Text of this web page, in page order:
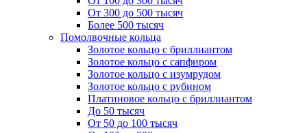
От 300 до 500 тысяч
Более 500 тысяч
Помолвочные кольца
Золотое кольцо с бриллиантом
Золотое кольцо с сапфиром
Золотое кольцо с изумрудом
Золотое кольцо с рубином
Платиновое кольцо с бриллиантом
До 50 тысяч
От 50 до 100 тысяч